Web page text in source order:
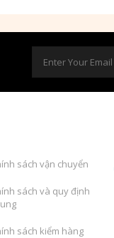
sách vận chuyển
sách và quy định
sách kiểm hàng